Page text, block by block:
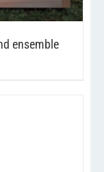
ensemble